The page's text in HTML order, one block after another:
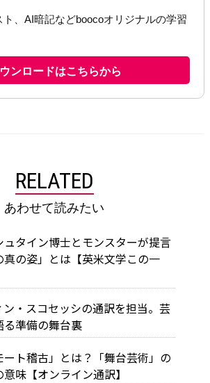
RELATED
あわせて読みたい
ュタイン博士とモンスターが提言
真の姿」とは【英米文学この一
ン・スコセッシの通訳を担当。芸
準備の舞台裏
ト稽古」とは？「舞台芸術」の
意味【オンライン通訳】